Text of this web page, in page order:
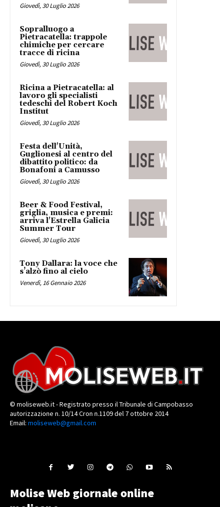
Giovedì, 30 Luglio 2026
Sopralluogo a
Pietracatella: trappole
chimiche per cercare
tracce di ricina
Giovedì, 30 Luglio 2026
Ricina a Pietracatella: al
lavoro gli specialisti
tedeschi del Robert Koch
Institut
Giovedì, 30 Luglio 2026
Festa dell'Unità,
Guglionesi al centro del
dibattito politico: da
Bonafoni a Camusso
Giovedì, 30 Luglio 2026
Beer & Food Festival,
griglia, musica e premi:
arriva l'Estrella Galicia
Summer Tour
Giovedì, 30 Luglio 2026
Tony Dallara: la voce che
s’alzò fino al cielo
Venerdì, 16 Gennaio 2026
© moliseweb.it - Registrato presso il Tribunale di Campobasso
autorizzazione n. 10/14 Cron n.1109 del 7 ottobre 2014
Email: moliseweb@gmail.com
Molise Web giornale online